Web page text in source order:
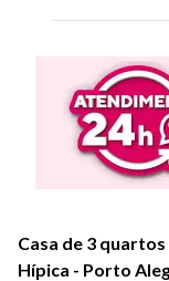
Casa de 3
Hípica - Porto